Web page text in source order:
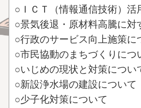
○ＩＣＴ（情報通信技術）活
○景気後退・原材料高騰に
○行政のサービス向上施策に
○市民協動のまちづくりにつ
○いじめの現状と対策につい
○新設浄水場の建設について
○少子化対策について